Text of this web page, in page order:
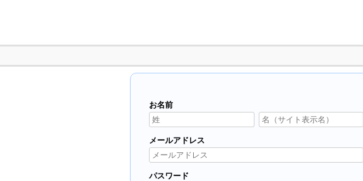
お名前
メールアドレス
パスワード